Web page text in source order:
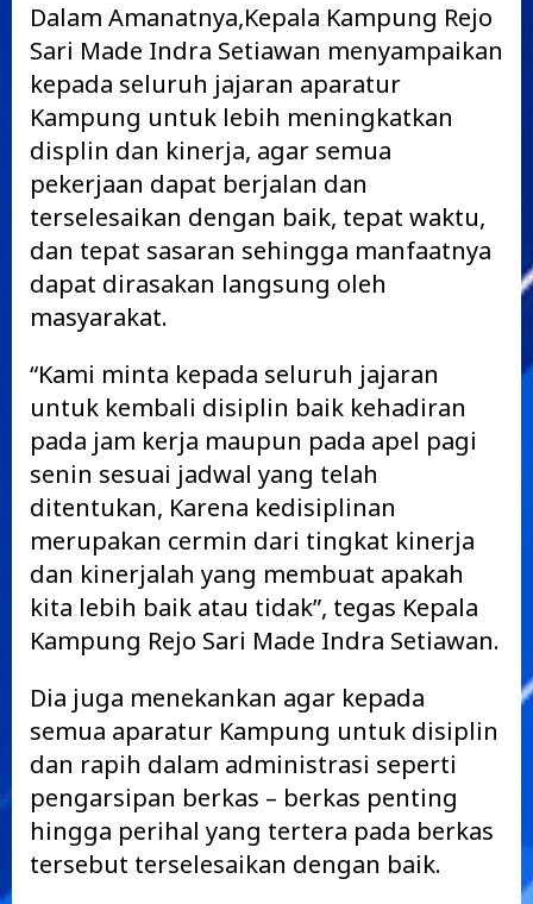
Dalam Amanatnya,Kepala Kampung Rejo
Sari Made Indra Setiawan menyampaikan
kepada seluruh jajaran aparatur
Kampung untuk lebih meningkatkan
displin dan kinerja, agar semua
pekerjaan dapat berjalan dan
terselesaikan dengan baik, tepat waktu,
dan tepat sasaran sehingga manfaatnya
dapat dirasakan langsung oleh
masyarakat.
“Kami minta kepada seluruh jajaran
untuk kembali disiplin baik kehadiran
pada jam kerja maupun pada apel pagi
senin sesuai jadwal yang telah
ditentukan, Karena kedisiplinan
merupakan cermin dari tingkat kinerja
dan kinerjalah yang membuat apakah
kita lebih baik atau tidak”, tegas Kepala
Kampung Rejo Sari Made Indra Setiawan.
Dia juga menekankan agar kepada
semua aparatur Kampung untuk disiplin
dan rapih dalam administrasi seperti
pengarsipan berkas – berkas penting
hingga perihal yang tertera pada berkas
tersebut terselesaikan dengan baik.